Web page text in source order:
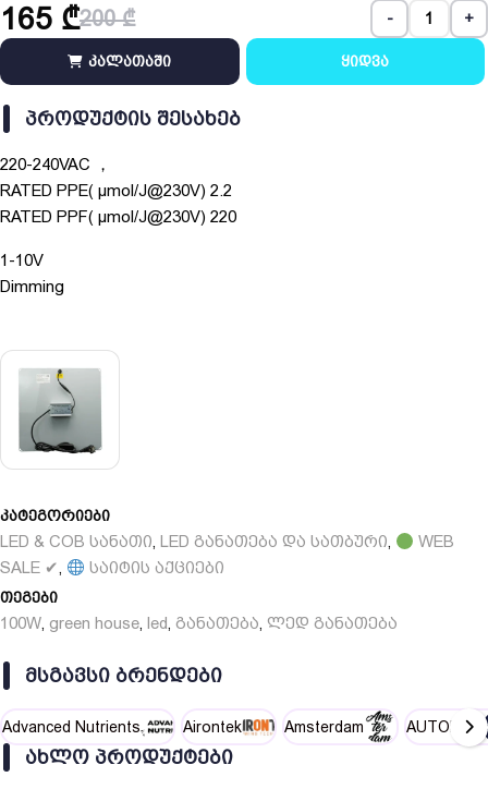
200₾
Original
price
was:
200 ₾.
165 ₾
Current
price
is:
165 ₾.
- +
კალათაში ყიდვა
ᲞᲠᲝᲓᲣᲥᲢᲘᲡ ᲨᲔᲡᲐᲮᲔᲑ
220-240VAC ，
RATED PPE( μmol/J@230V) 2.2
RATED PPF( μmol/J@230V) 220
1-10V
Dimming
კატეგორიები
LED & COB სანათი, LED განათება და სათბური,
WEB
SALE ✔, საიტის აქციები
თეგები
100W, green house, led, განათება, ლედ განათება
ᲛᲡᲒᲐᲕᲡᲘ ᲑᲠᲔᲜᲓᲔᲑᲘ
Advanced Nutrients Airontek Amsterdam AUTOPOT
ᲐᲮᲚᲝ ᲞᲠᲝᲓᲣᲥᲢᲔᲑᲘ